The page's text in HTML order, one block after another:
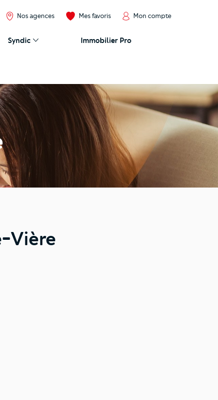
Nos agences Mes favoris Mon compte
Syndic Immobilier Pro
Vière